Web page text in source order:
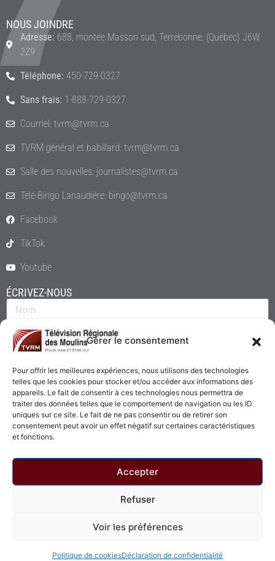
Gérer le consentement
Pour offrir les meilleures expériences, nous utilisons des technologies
telles que les cookies pour stocker et/ou accéder aux informations des
appareils. Le fait de consentir à ces technologies nous permettra de
traiter des données telles que le comportement de navigation ou les ID
uniques sur ce site. Le fait de ne pas consentir ou de retirer son
consentement peut avoir un effet négatif sur certaines caractéristiques
et fonctions.
Accepter
Refuser
Voir les préférences
Politique de cookiesDéclaration de confidentialité
NOUS JOINDRE
Adresse: 688, montée Masson sud, Terrebonne, (Québec) J6W
2Z9
Téléphone: 450-729-0327
Sans frais: 1-888-729-0327
Courriel: tvrm@tvrm.ca
TVRM général et babillard: tvrm@tvrm.ca
Salle des nouvelles: journalistes@tvrm.ca
Télé-Bingo Lanaudière: bingo@tvrm.ca
Facebook
TikTok
Youtube
ÉCRIVEZ-NOUS
© 2026 - Télévision Régionale des Moulins. Tous droits réservés.